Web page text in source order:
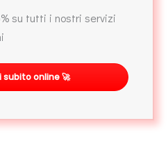
su tutti i nostri servizi
subito online 🚀